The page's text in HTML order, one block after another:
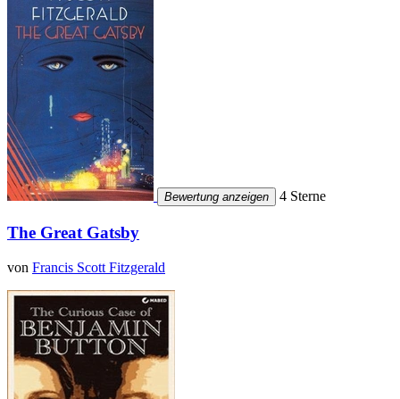
Bewertung anzeigen 4 Sterne
The Great Gatsby
von Francis Scott Fitzgerald